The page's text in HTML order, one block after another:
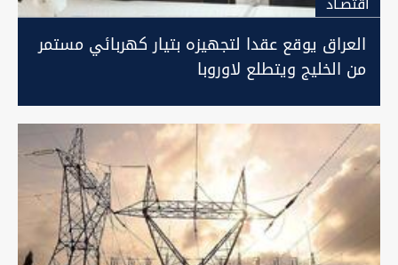
العراق يوقع عقدا لتجهيزه بتيار كهربائي مستمر
من الخليج ويتطلع لاوروبا